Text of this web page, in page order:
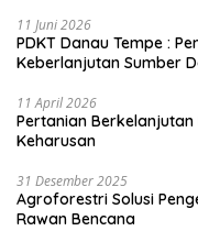
11 Juni 2026
PDKT Danau Tempe :
Keberlanjutan Sumber
11 April 2026
Pertanian
Keharusan
31 Desember 2025
Agroforestri Solusi
Rawan Bencana